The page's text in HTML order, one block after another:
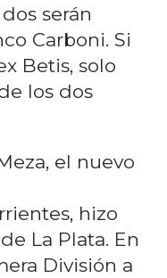
serán
Carboni. Si
Betis, solo
los dos
el nuevo
hizo
La Plata. En
División a